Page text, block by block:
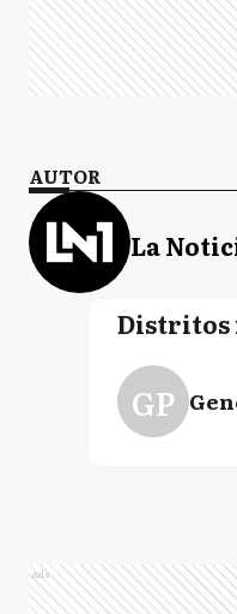
AUTOR
La
Distritos
GP
Ads